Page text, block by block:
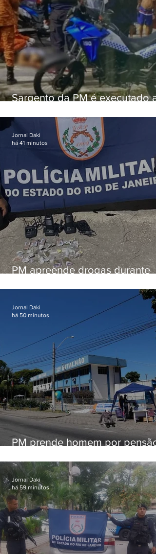
Sargento da PM é executado a
em Vaz Lobo
PM apreende drogas durante
Jornal Daki
há 41 minutos
PM prende homem por pensão
Jornal Daki
há 50 minutos
Jornal Daki
há 59 minutos